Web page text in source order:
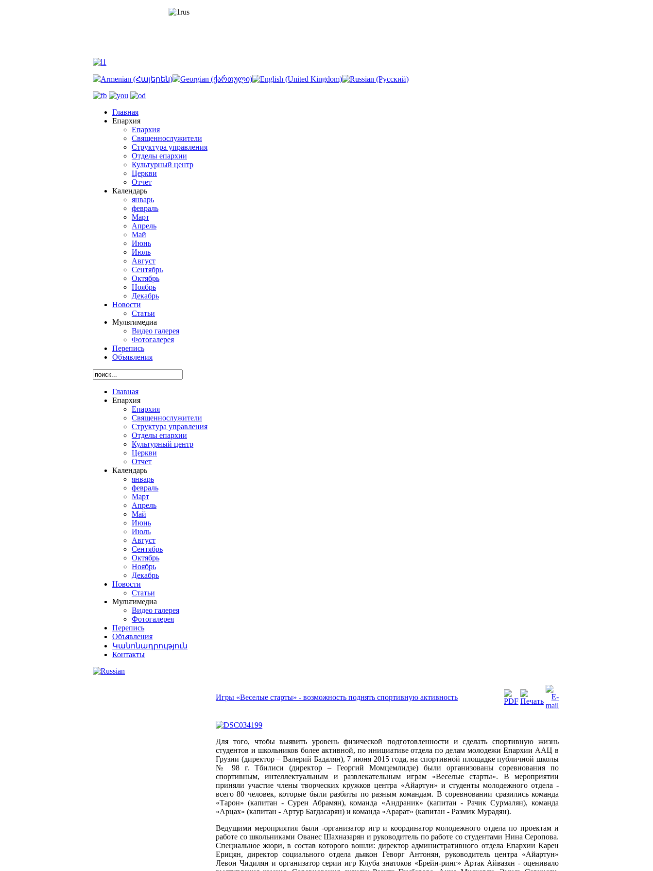
Главная
Епархия
Епархия
Священнослужители
Структура управления
Отделы епархии
Культурный центр
Церкви
Отчет
Календарь
январь
февраль
Март
Апрель
Май
Июнь
Июль
Август
Сентябрь
Октябрь
Ноябрь
Декабрь
Новости
Статьи
Мультимедиа
Видео галерея
Фотогалерея
Перепись
Объявления
Главная
Епархия
Епархия
Священнослужители
Структура управления
Отделы епархии
Культурный центр
Церкви
Отчет
Календарь
январь
февраль
Март
Апрель
Май
Июнь
Июль
Август
Сентябрь
Октябрь
Ноябрь
Декабрь
Новости
Статьи
Мультимедиа
Видео галерея
Фотогалерея
Перепись
Объявления
Կանոնադրություն
Контакты
Игры «Веселые старты» - возможность поднять спортивную активность
Для того, чтобы выявить уровень физической подготовленности и сделать спортивную жизнь
студентов и школьников более активной, по инициативе отдела по делам молодежи Епархии ААЦ в
Грузии (директор – Валерий Бадалян), 7 июня 2015 года, на спортивной площадке публичной школы
№ 98 г. Тбилиси (директор – Георгий Момцемлидзе) были организованы соревнования по
спортивным, интеллектуальным и развлекательным играм «Веселые старты». В мероприятии
приняли участие члены творческих кружков центра «Айартун» и студенты молодежного отдела -
всего 80 человек, которые были разбиты по разным командам. В соревновании сразились команда
«Тарон» (капитан - Сурен Абрамян), команда «Андраник» (капитан - Рачик Сурмалян), команда
«Арцах» (капитан - Артур Багдасарян) и команда «Арарат» (капитан - Размик Мурадян).
Ведущими мероприятия были -организатор игр и координатор молодежного отдела по проектам и
работе со школьниками Ованес Шахназарян и руководитель по работе со студентами Нина Серопова.
Специальное жюри, в состав которого вошли: директор административного отдела Епархии Карен
Ерицян, директор социального отдела дьякон Геворг Антонян, руководитель центра «Айартун»
Левон Чидилян и организатор серии игр Клуба знатоков «Брейн-ринг» Артак Айвазян - оценивало